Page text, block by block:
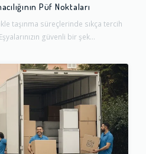
Püf Noktaları
taşınma süreçlerinde sıkça tercih
güvenli bir şek...